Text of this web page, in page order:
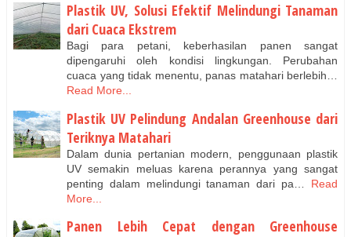
Plastik UV, Solusi Efektif Melindungi Tanaman
dari Cuaca Ekstrem
Bagi para petani, keberhasilan panen sangat
dipengaruhi oleh kondisi lingkungan. Perubahan
cuaca yang tidak menentu, panas matahari berlebih…
Read More...
Plastik UV Pelindung Andalan Greenhouse dari
Teriknya Matahari
Dalam dunia pertanian modern, penggunaan plastik
UV semakin meluas karena perannya yang sangat
penting dalam melindungi tanaman dari pa…
Read
More...
Panen Lebih Cepat dengan Greenhouse